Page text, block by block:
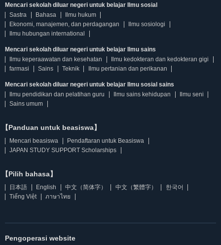
Mencari sekolah diluar negeri untuk belajar Ilmu sosial
Sastra
Bahasa
Ilmu hukum
Ekonomi, manajemen, dan perdagangan
Ilmu sosiologi
Ilmu hubungan international
Mencari sekolah diluar negeri untuk belajar Ilmu sains
Ilmu keperaawatan dan kesehatan
Ilmu kedokteran dan kedokteran gigi
farmasi
Sains Teknik Ilmu pertanian dan perikanan
Mencari sekolah diluar negeri untuk belajar Ilmu sosial sains
Ilmu pendidikan dan pelatihan guru
Ilmu sains kehidupan
Ilmu seni
Sains umum
【Panduan untuk beasiswa】
Mencari beasiswa
Pendaftaran untuk Beasiswa
JAPAN STUDY SUPPORT Scholarships
【Pilih bahasa】
日本語 English 中文（简体字） 中文（繁體字）
한국어
Tiếng Việt
ภาษาไทย
Pengoperasi website